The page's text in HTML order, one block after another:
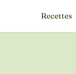
Recettes